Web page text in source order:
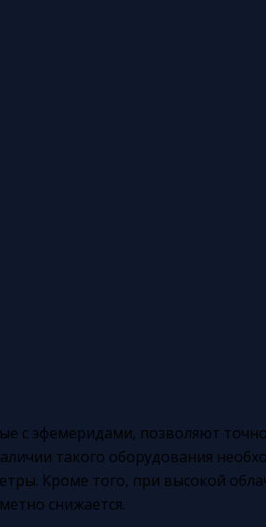
с эфемеридами, позволяют точно
такого оборудования
Кроме того, при высокой
снижается.